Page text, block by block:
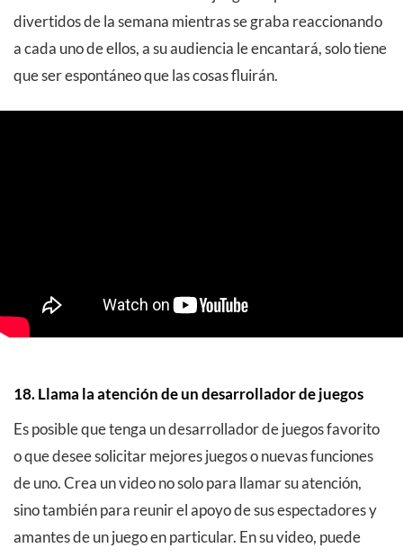
divertidos de la semana mientras se graba reaccionando
a cada uno de ellos, a su audiencia le encantará, solo tiene
que ser espontáneo que las cosas fluirán.
18. Llama la atención de un desarrollador de juegos
Es posible que tenga un desarrollador de juegos favorito
o que desee solicitar mejores juegos o nuevas funciones
de uno. Crea un video no solo para llamar su atención,
sino también para reunir el apoyo de sus espectadores y
amantes de un juego en particular. En su video, puede